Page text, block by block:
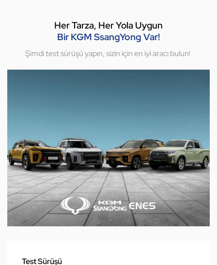
Her Tarza, Her Yola Uygun
Bir KGM SsangYong Var!
Şimdi test sürüşü yapın, sizin için en iyi aracı bulun!
Test Sürüşü